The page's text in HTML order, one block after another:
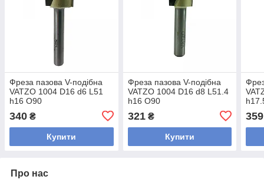
Фреза пазова V-подібна
VATZO 1004 D16 d6 L51
h16 O90
340 ₴
Купити
Фреза пазова V-подібна
VATZO 1004 D16 d8 L51.4
h16 O90
321₴
Купити
359
Про нас